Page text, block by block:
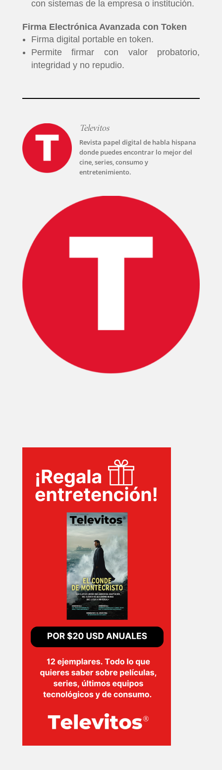
INICIO
PELICULAS
TECNOVITOS
con sistemas de la empresa o institución.
Firma Electrónica Avanzada con Token
Firma digital portable en token.
Permite firmar con valor probatorio,
integridad y no repudio.
Televitos
Revista papel digital de habla hispana
donde puedes encontrar lo mejor del
cine, series, consumo y
entretenimiento.